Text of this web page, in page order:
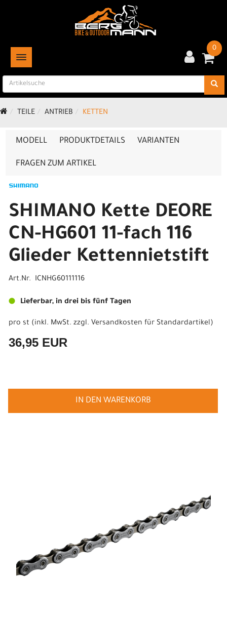
TOGGLE NAVIGATION
0
TEILE ANTRIEB KETTEN
MODELL PRODUKTDETAILS VARIANTEN
FRAGEN ZUM ARTIKEL
SHIMANO Kette DEORE
CN-HG601 11-fach 116
Glieder Kettennietstift
Art.Nr. ICNHG60111116
Lieferbar, in drei bis fünf Tagen
pro st (inkl. MwSt. zzgl. Versandkosten für Standardartikel)
36,95 EUR
IN DEN WARENKORB